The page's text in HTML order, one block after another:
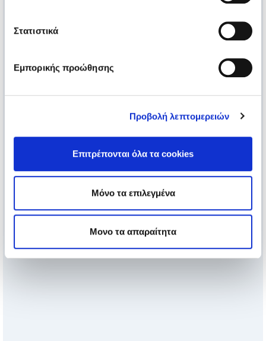
Στατιστικά
Εμπορικής προώθησης
Προβολή λεπτομερειών
Επιτρέπονται όλα τα cookies
Μόνο τα επιλεγμένα
Μονο τα απαραίτητα